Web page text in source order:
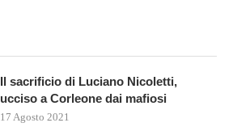
Il sacrificio di Luciano Nicoletti,
ucciso a Corleone dai mafiosi
17 Agosto 2021